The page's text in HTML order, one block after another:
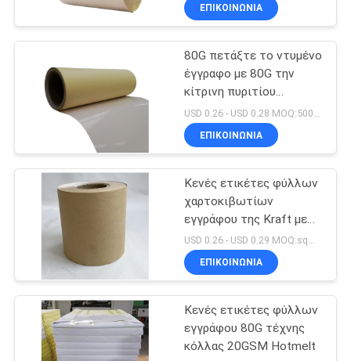
ΈΛΕΓΧΟΣ
ΕΛΆΤΕ
ΜΕ
ΖΗΤΉΣΤΕ
ΑΠΌΣΠΑΣΜΑ
Ετικέτες χαμηλής
θερμοκρασίας
Βιομηχανικές
συγκολλητικές
ετικέτες
38
εγγράφου 80G κίτρινες
ΕΠΙΚΟΙΝΩΝΙΑ
80G πετάξτε το ντυμένο
έγγραφο με 80G την
κίτρινη πυριτίου
κανονική ετικέτα κόλλας
λειωμένων μετάλλων
σκαφών της γραμμής
ΕΠΙΚΟΙΝΩΝΙΑ
Κενές ετικέτες φύλλων
χαρτοκιβωτίων
εγγράφου της Kraft με
το υψηλό άσπρο glassine
προσκόλλησης 60G
έγγραφο
USD 0.26 - USD 0.29 MOQ:sqm 4000
ΕΠΙΚΟΙΝΩΝΙΑ
Κενές ετικέτες φύλλων
εγγράφου 80G τέχνης
κόλλας 20GSM Hotmelt